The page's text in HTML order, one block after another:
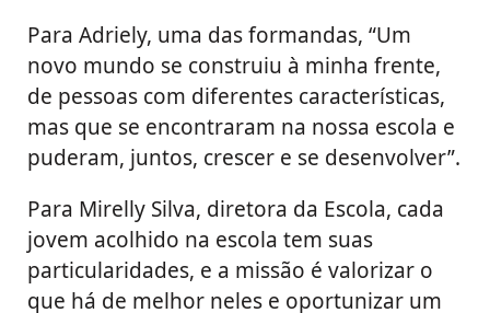
Para Adriely, uma das formandas, “Um
novo mundo se construiu à minha frente,
de pessoas com diferentes características,
mas que se encontraram na nossa escola e
puderam, juntos, crescer e se desenvolver”.
Para Mirelly Silva, diretora da Escola, cada
jovem acolhido na escola tem suas
particularidades, e a missão é valorizar o
que há de melhor neles e oportunizar um